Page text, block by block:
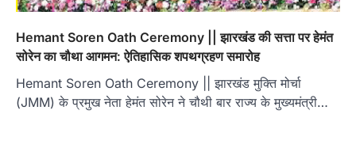
Hemant Soren Oath Ceremony || झारखंड की सत्ता पर हेमंत
सोरेन का चौथा आगमन: ऐतिहासिक शपथग्रहण समारोह
Hemant Soren Oath Ceremony || झारखंड मुक्ति मोर्चा
(JMM) के प्रमुख नेता हेमंत सोरेन ने चौथी बार राज्य के मुख्यमंत्री…